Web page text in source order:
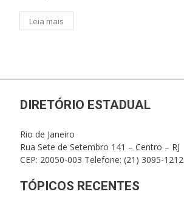
Leia mais
DIRETÓRIO ESTADUAL
Rio de Janeiro
Rua Sete de Setembro 141 – Centro – RJ
CEP: 20050-003 Telefone: (21) 3095-1212
TÓPICOS RECENTES